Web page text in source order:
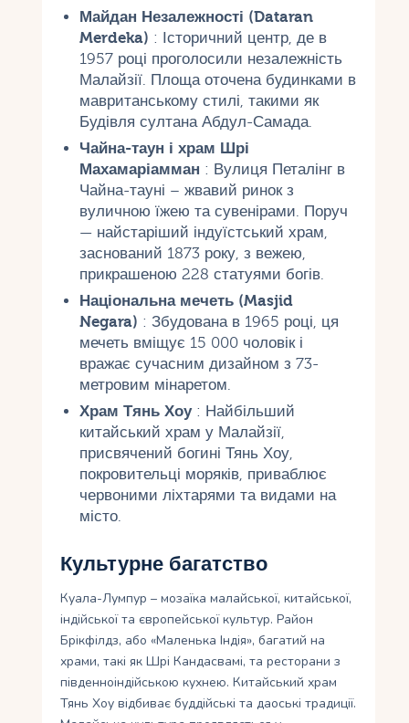
Майдан Незалежності (Dataran
Merdeka) : Історичний центр, де в
1957 році проголосили незалежність
Малайзії. Площа оточена будинками в
мавританському стилі, такими як
Будівля султана Абдул-Самада.
Чайна-таун і храм Шрі
Махамаріамман : Вулиця Петалінг в
Чайна-тауні – жвавий ринок з
вуличною їжею та сувенірами. Поруч
— найстаріший індуїстський храм,
заснований 1873 року, з вежею,
прикрашеною 228 статуями богів.
Національна мечеть (Masjid
Negara) : Збудована в 1965 році, ця
мечеть вміщує 15 000 чоловік і
вражає сучасним дизайном з 73-
метровим мінаретом.
Храм Тянь Хоу: Найбільший
китайський храм у Малайзії,
присвячений богині Тянь Хоу,
покровительці моряків, приваблює
червоними ліхтарями та видами на
місто.
Культурне багатство
Куала-Лумпур – мозаїка малайської, китайської,
індійської та європейської культур. Район
Брікфілдз, або «Маленька Індія», багатий на
храми, такі як Шрі Кандасвамі, та ресторани з
південноіндійською кухнею. Китайський храм
Тянь Хоу відбиває буддійські та даоські традиції.